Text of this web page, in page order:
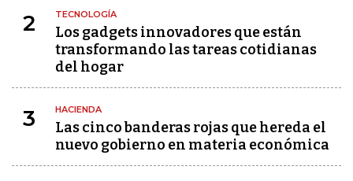
2 TECNOLOGÍA
Los gadgets innovadores que están
transformando las tareas cotidianas
del hogar
3 HACIENDA
Las cinco banderas rojas que hereda el
nuevo gobierno en materia económica